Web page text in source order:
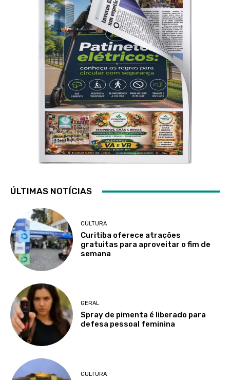
ÚLTIMAS NOTÍCIAS
CULTURA
Curitiba oferece atrações
gratuitas para aproveitar o fim de
semana
GERAL
Spray de pimenta é liberado para
defesa pessoal feminina
CULTURA